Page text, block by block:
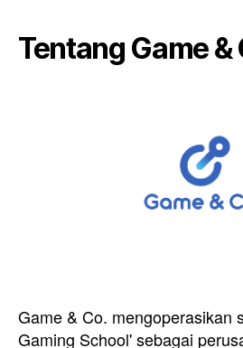
Tentang Game &
Game & Co. mengoperasikan
Gaming School' sebagai